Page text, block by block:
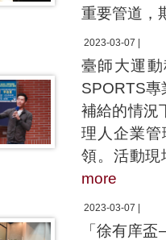
重要管道，
2023-03-07 |
臺師大運
SPORTS專
補給的情況
理人企業
領。活動現
more
2023-03-07 |
「徐有庠